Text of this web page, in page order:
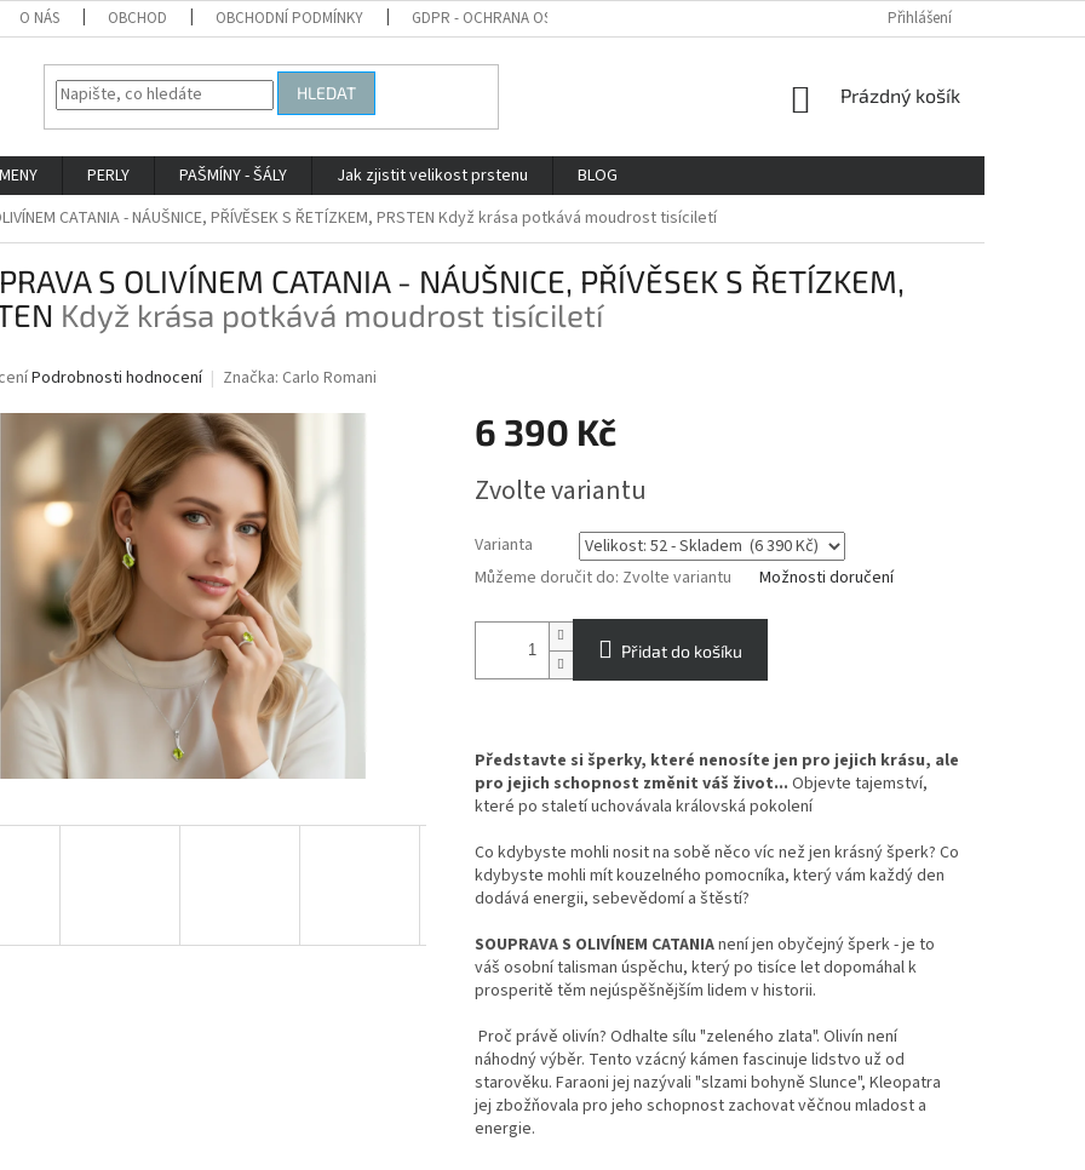
O NÁS OBCHOD OBCHODNÍ PODMÍNKY GDPR - OCHRANA OSOBNÍCH ÚDAJŮ VŠE O NÁKUPU
Přihlášení
HLEDAT
NÁKUPNÍ
Prázdný košík
PERLY PAŠMÍNY - ŠÁLY Jak zjistit velikost prstenu
BLOG
CATANIA - NÁUŠNICE, PŘÍVĚSEK S ŘETÍZKEM, PRSTEN Když krása potkává moudrost tisíciletí
S OLIVÍNEM CATANIA - NÁUŠNICE, PŘÍVĚSEK S ŘETÍZKEM,
Když krása potkává moudrost tisíciletí
Podrobnosti hodnocení Značka: Carlo Romani
6 390 Kč
cena:
Zvolte variantu
Varianta
Můžeme doručit do: Zvolte variantu Možnosti doručení
Přidat do košíku
Představte si šperky, které nenosíte jen pro jejich krásu, ale
pro jejich schopnost změnit váš život... Objevte tajemství,
které po staletí uchovávala královská pokolení
Co kdybyste mohli nosit na sobě něco víc než jen krásný šperk? Co
kdybyste mohli mít kouzelného pomocníka, který vám každý den
dodává energii, sebevědomí a štěstí?
SOUPRAVA S OLIVÍNEM CATANIAnení jen obyčejný šperk - je to
váš osobní talisman úspěchu, který po tisíce let dopomáhal k
prosperitě těm nejúspěšnějším lidem v historii.
Proč právě olivín? Odhalte sílu "zeleného zlata". Olivín není
náhodný výběr. Tento vzácný kámen fascinuje lidstvo už od
starověku. Faraoni jej nazývali "slzami bohyně Slunce", Kleopatra
jej zbožňovala pro jeho schopnost zachovat věčnou mladost a
energie.